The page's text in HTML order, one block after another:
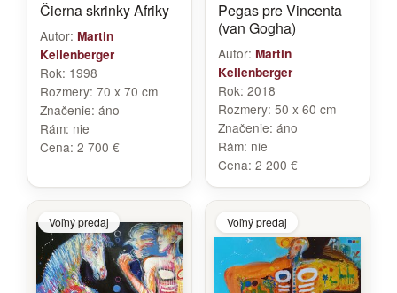
Čierna skrinky Afriky
Autor: Martin
Kellenberger
Rok: 1998
Rozmery: 70 x 70 cm
Značenie: áno
Rám: nie
Cena: 2 700 €
Pegas pre Vincenta
(van Gogha)
Autor: Martin
Kellenberger
Rok: 2018
Rozmery: 50 x 60 cm
Značenie: áno
Rám: nie
Cena: 2 200 €
Voľný predaj Voľný predaj